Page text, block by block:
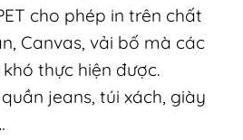
cho phép in trên chất
Canvas, vải bố mà các
thực hiện được.
jeans, túi xách, giày